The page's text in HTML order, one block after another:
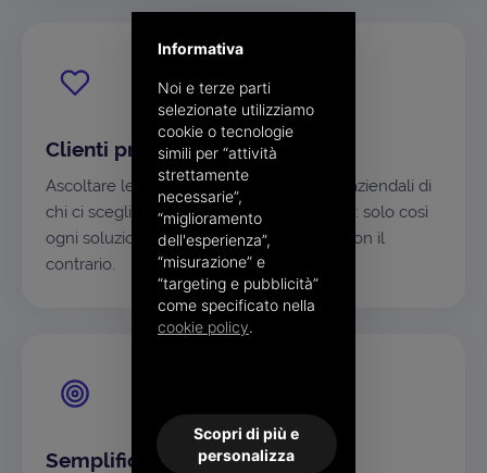
Clienti prima di tutto
Ascoltare le esigenze e capire i processi aziendali di
chi ci sceglie è il nostro punto di partenza: solo così
ogni soluzione si adatta al singolo caso, non il
contrario.
Semplificare, sempre
Informativa
Noi e terze parti
selezionate utilizziamo
cookie o tecnologie
simili per “attività
strettamente
necessarie”,
“miglioramento
dell'esperienza”,
“misurazione” e
“targeting e pubblicità”
come specificato nella
cookie policy.
Scopri di più e
personalizza